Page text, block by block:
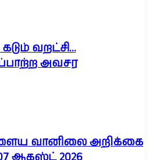
வறட்சி…
அவசர
வானிலை அறிக்கை